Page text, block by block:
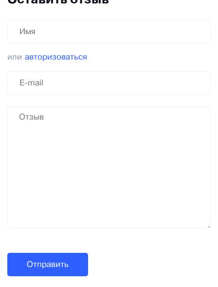
или авторизоваться